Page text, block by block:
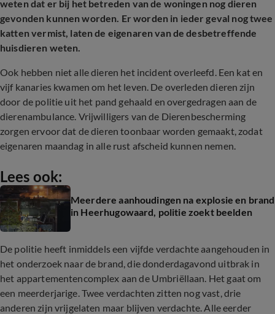
weten dat er bij het betreden van de woningen nog dieren
gevonden kunnen worden. Er worden in ieder geval nog twee
katten vermist, laten de eigenaren van de desbetreffende
huisdieren weten.
Ook hebben niet alle dieren het incident overleefd. Een kat en
vijf kanaries kwamen om het leven. De overleden dieren zijn
door de politie uit het pand gehaald en overgedragen aan de
dierenambulance. Vrijwilligers van de Dierenbescherming
zorgen ervoor dat de dieren toonbaar worden gemaakt, zodat
eigenaren maandag in alle rust afscheid kunnen nemen.
Lees ook:
Meerdere aanhoudingen na explosie en brand
in Heerhugowaard, politie zoekt beelden
De politie heeft inmiddels een vijfde verdachte aangehouden in
het onderzoek naar de brand, die donderdagavond uitbrak in
het appartementencomplex aan de Umbriëllaan. Het gaat om
een meerderjarige. Twee verdachten zitten nog vast, drie
anderen zijn vrijgelaten maar blijven verdachte. Alle eerder